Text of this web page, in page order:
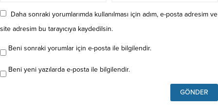
Daha sonraki yorumlarımda kullanılması için adım, e-posta adresim ve
site adresim bu tarayıcıya kaydedilsin.
Beni sonraki yorumlar için e-posta ile bilgilendir.
Beni yeni yazılarda e-posta ile bilgilendir.